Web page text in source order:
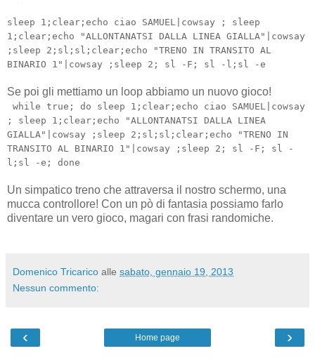
sleep 1;clear;echo ciao SAMUEL|cowsay ; sleep
1;clear;echo "ALLONTANATSI DALLA LINEA GIALLA"|cowsay
;sleep 2;sl;sl;clear;echo "TRENO IN TRANSITO AL
BINARIO 1"|cowsay ;sleep 2; sl -F; sl -l;sl -e
Se poi gli mettiamo un loop abbiamo un nuovo gioco!
while true; do sleep 1;clear;echo ciao SAMUEL|cowsay
; sleep 1;clear;echo "ALLONTANATSI DALLA LINEA
GIALLA"|cowsay ;sleep 2;sl;sl;clear;echo "TRENO IN
TRANSITO AL BINARIO 1"|cowsay ;sleep 2; sl -F; sl -
l;sl -e; done
Un simpatico treno che attraversa il nostro schermo, una
mucca controllore! Con un pò di fantasia possiamo farlo
diventare un vero gioco, magari con frasi randomiche.
Domenico Tricarico alle sabato, gennaio 19, 2013
Nessun commento:
‹ ›
Home page